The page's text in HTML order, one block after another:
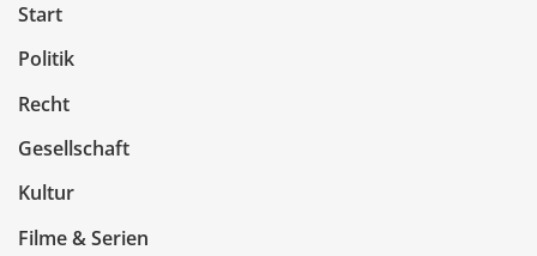
Start
Politik
Recht
Gesellschaft
Kultur
Filme & Serien